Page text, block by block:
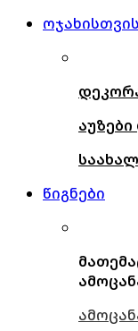
ოჯახისთვის
წიგნები